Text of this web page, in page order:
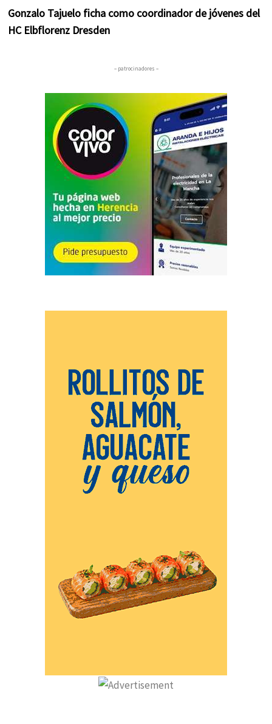
Gonzalo Tajuelo ficha como coordinador de jóvenes del
HC Elbflorenz Dresden
– patrocinadores –